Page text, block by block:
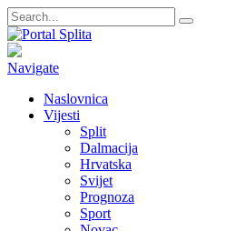
Navigate
Naslovnica
Vijesti
Split
Dalmacija
Hrvatska
Svijet
Prognoza
Sport